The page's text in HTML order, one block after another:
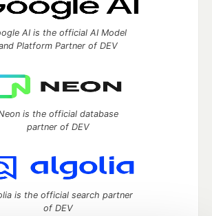
AI is the official AI Model
Platform Partner of DEV
is the official database
partner of DEV
is the official search partner
of DEV